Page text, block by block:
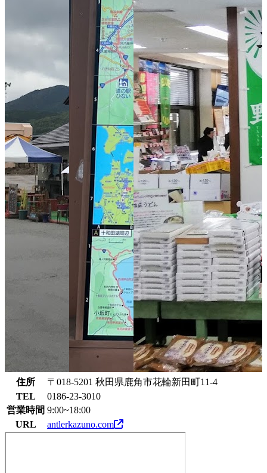
住所
〒018-5201 秋田県鹿角市花輪新田町11-4
TEL
0186-23-3010
営業時間 9:00~18:00
URL
antlerkazuno.com